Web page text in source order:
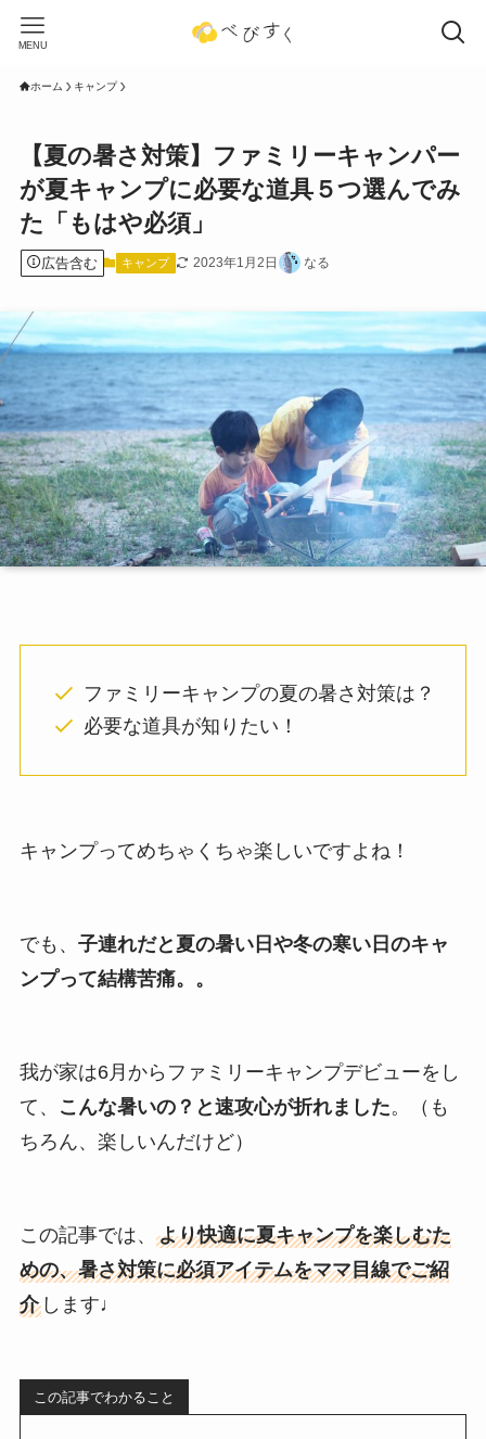
MENU
ホーム キャンプ
【夏の暑さ対策】ファミリーキャンパー
が夏キャンプに必要な道具５つ選んでみ
た「もはや必須」
広告含む キャンプ 2023年1月2日 なる
ファミリーキャンプの夏の暑さ対策は？
必要な道具が知りたい！
キャンプってめちゃくちゃ楽しいですよね！
でも、 子連れだと夏の暑い日や冬の寒い日のキャ
ンプって結構苦痛。。
我が家は6月からファミリーキャンプデビューをし
て、
こんな暑いの？と速攻心が折れました。（も
ちろん、楽しいんだけど）
この記事では、 より快適に夏キャンプを楽しむた
めの、暑さ対策に必須アイテムをママ目線でご紹
介します♩
この記事でわかること